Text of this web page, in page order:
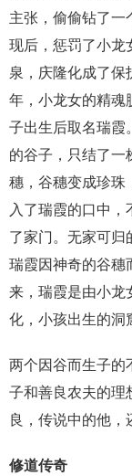
主张，偷偷钻了一
现后，惩罚了小龙
泉，庆隆化成了
年，小龙女的精魂
子出生后取名瑞霞
的谷子，只结了一
穗，谷穗变成珍珠
入了瑞霞的口中
了家门。无家可归
瑞霞因神奇的谷穗
来，瑞霞是由小龙
化，小孩出生的洞
两个因谷而生子的
子和善良农夫的理
良，传说中的他，
修道传奇